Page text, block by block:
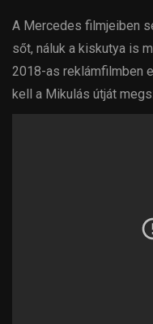
A Mercedes filmjeiben
sőt, náluk a kiskutya is
2018-as reklámfilmben
kell a Mikulás útját